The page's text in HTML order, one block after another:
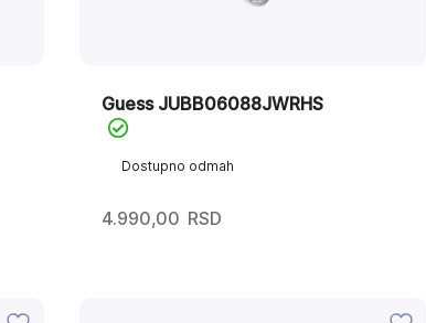
Dostupno odmah
Guess JUBB06088JWRHS
4.990,00 RSD